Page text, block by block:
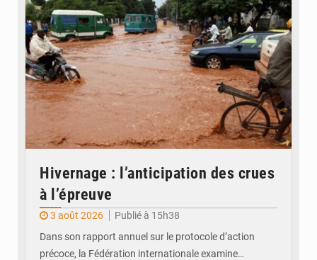
Hivernage : l’anticipation des crues
à l’épreuve
3 août 2026
Publié à 15h38
Dans son rapport annuel sur le protocole d’action
précoce, la Fédération internationale examine…